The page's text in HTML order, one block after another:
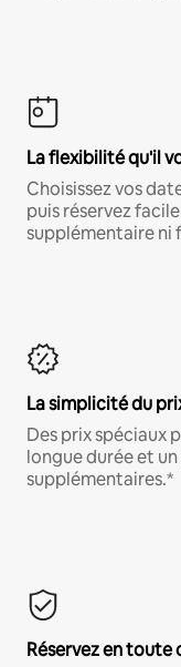
La flexibilité qu'il
Choisissez vos
puis réservez
supplémentaire ni
La simplicité du
Des prix spéciaux
longue durée et
supplémentaires.*
Réservez en toute